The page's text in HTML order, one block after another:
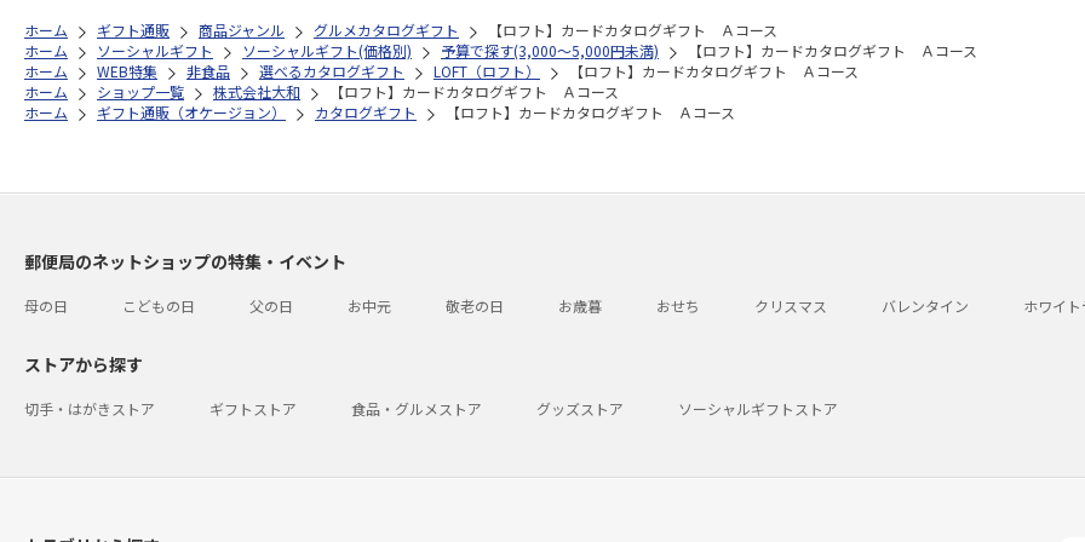
ホーム ギフト通販 商品ジャンル グルメカタログギフト
【ロフト】カードカタログギフト Ａコース
ホーム
ソーシャルギフト ソーシャルギフト(価格別) 予算で探す(3,000～5,000円未満)
【ロフト】カードカタログギフト Ａコース
ホーム
WEB特集 非食品 選べるカタログギフト LOFT（ロフト）
【ロフト】カードカタログギフト Ａコース
ホーム
ショップ一覧 株式会社大和
【ロフト】カードカタログギフト Ａコース
ホーム
ギフト通販（オケージョン） カタログギフト 【ロフト】カードカタログギフト Ａコース
郵便局のネットショップの特集・イベント
母の日 こどもの日 父の日 お中元 敬老の日 お歳暮 おせち クリスマス バレンタイン ホワイ
ストアから探す
切手・はがきストア ギフトストア 食品・グルメストア グッズストア ソーシャルギフトストア